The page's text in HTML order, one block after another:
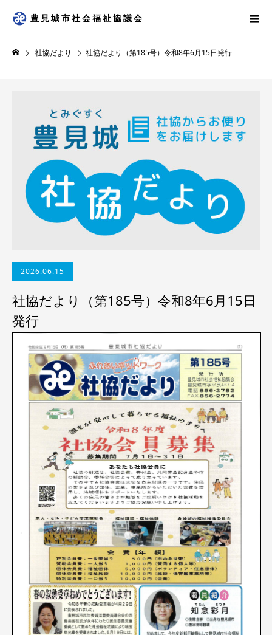
豊見城市社会福祉協議会
社協だより 社協だより（第185号）令和8年6月15日発行
2026.06.15
社協だより（第185号）令和8年6月15日
発行